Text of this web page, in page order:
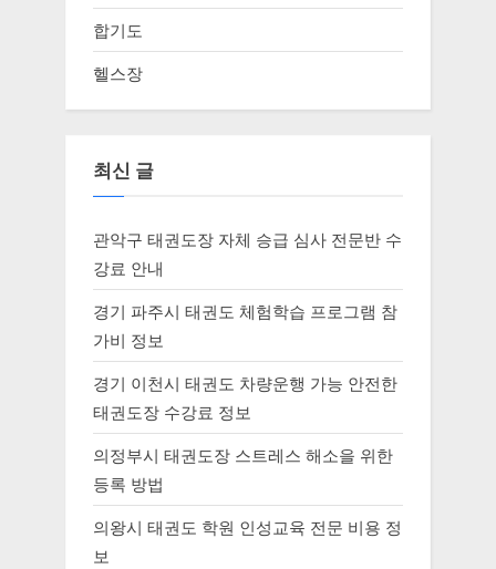
합기도
헬스장
최신 글
관악구 태권도장 자체 승급 심사 전문반 수
강료 안내
경기 파주시 태권도 체험학습 프로그램 참
가비 정보
경기 이천시 태권도 차량운행 가능 안전한
태권도장 수강료 정보
의정부시 태권도장 스트레스 해소을 위한
등록 방법
의왕시 태권도 학원 인성교육 전문 비용 정
보